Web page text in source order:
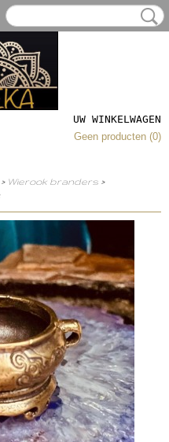
UW WINKELWAGEN
Geen producten (0)
> Wierook branders >